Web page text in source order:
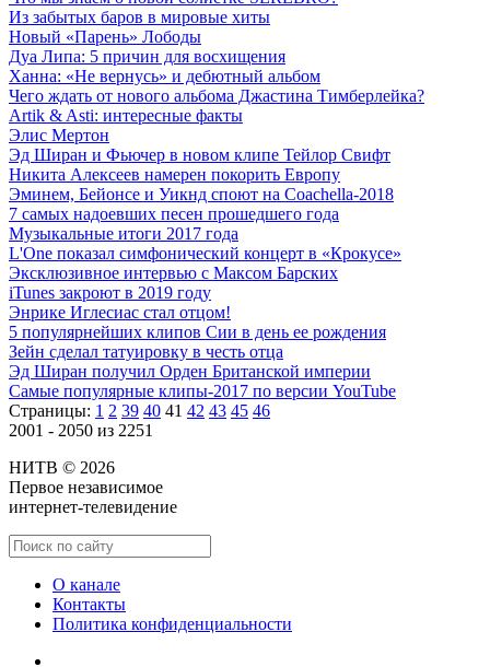
Из забытых баров в мировые хиты
Новый «Парень» Лободы
Дуа Липа: 5 причин для восхищения
Ханна: «Не вернусь» и дебютный альбом
Чего ждать от нового альбома Джастина Тимберлейка?
Artik & Asti: интересные факты
Элис Мертон
Эд Ширан и Фьючер в новом клипе Тейлор Свифт
Никита Алексеев намерен покорить Европу
Эминем, Бейонсе и Уикнд споют на Coachella-2018
7 самых надоевших песен прошедшего года
Музыкальные итоги 2017 года
L'One показал симфонический концерт в «Крокусе»
Эксклюзивное интервью с Максом Барских
iTunes закроют в 2019 году
Энрике Иглесиас стал отцом!
5 популярнейших клипов Сии в день ее рождения
Зейн сделал татуировку в честь отца
Эд Ширан получил Орден Британской империи
Самые популярные клипы-2017 по версии YouTube
Страницы: 1 2 39 40 41 42 43 45 46
2001 - 2050 из 2251
НИТВ © 2026
Первое независимое
интернет-телевидение
О канале
Контакты
Политика конфиденциальности